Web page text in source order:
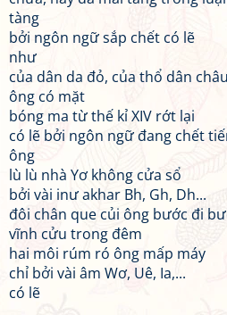
tàng
bởi ngôn ngữ sắp chết có lẽ
như
của dân da đỏ, của thổ dân
ông có mặt
bóng ma từ thế kỉ XIV rớt lại
có lẽ bởi ngôn ngữ đang chết
ông
lù lù nhà Yơ không cửa sổ
bởi vài inư akhar Bh, Gh, Dh...
đôi chân que củi ông bước đi
vĩnh cửu trong đêm
hai môi rúm ró ông mấp máy
chỉ bởi vài âm Wơ, Uê, Ia,...
có lẽ